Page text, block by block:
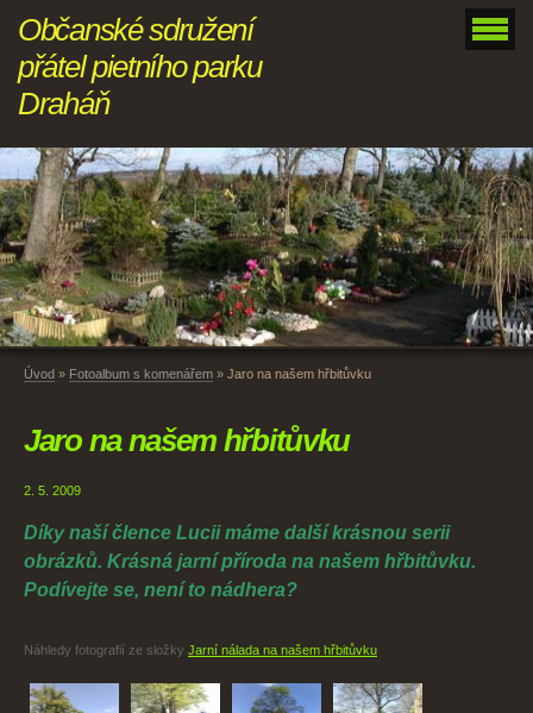
Občanské sdružení
přátel pietního parku
Draháň
Úvod » Fotoalbum s komenářem » Jaro na našem hřbitůvku
Jaro na našem hřbitůvku
2. 5. 2009
Díky naší člence Lucii máme další krásnou serii
obrázků. Krásná jarní příroda na našem hřbitůvku.
Podívejte se, není to nádhera?
Náhledy fotografií ze složky Jarní nálada na našem hřbitůvku